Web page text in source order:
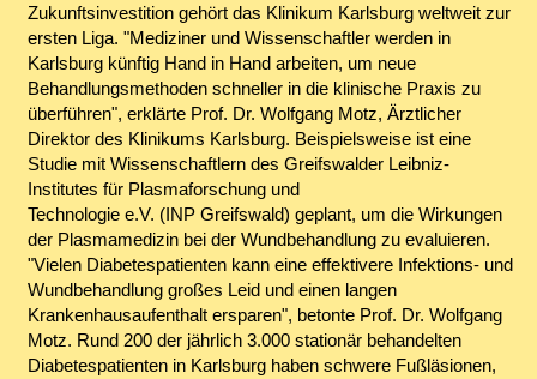
Zukunftsinvestition gehört das Klinikum Karlsburg weltweit zur
ersten Liga. "Mediziner und Wissenschaftler werden in
Karlsburg künftig Hand in Hand arbeiten, um neue
Behandlungsmethoden schneller in die klinische Praxis zu
überführen", erklärte Prof. Dr. Wolfgang Motz, Ärztlicher
Direktor des Klinikums Karlsburg. Beispielsweise ist eine
Studie mit Wissenschaftlern des Greifswalder Leibniz-
Institutes für Plasmaforschung und
Technologie e.V. (INP Greifswald) geplant, um die Wirkungen
der Plasmamedizin bei der Wundbehandlung zu evaluieren.
"Vielen Diabetespatienten kann eine effektivere Infektions- und
Wundbehandlung großes Leid und einen langen
Krankenhausaufenthalt ersparen", betonte Prof. Dr. Wolfgang
Motz. Rund 200 der jährlich 3.000 stationär behandelten
Diabetespatienten in Karlsburg haben schwere Fußläsionen,